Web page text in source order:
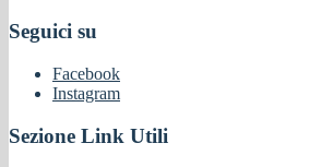
Seguici su
Facebook
Instagram
Sezione Link Utili